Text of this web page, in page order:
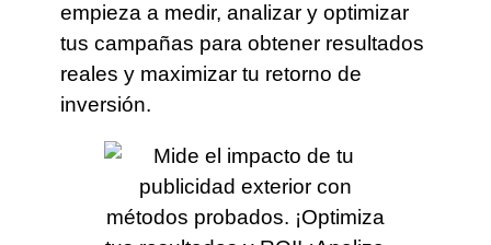
empieza a medir, analizar y optimizar
tus campañas para obtener resultados
reales y maximizar tu retorno de
inversión.